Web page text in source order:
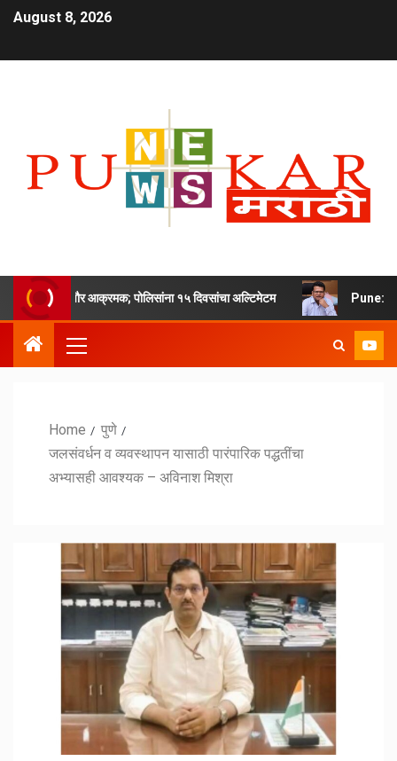
August 8, 2026
महापौर आक्रमक; पोलिसांना १५ दिवसांचा अल्टिमेटम Pune: कनिष्ठ
Home
पुणे
जलसंवर्धन व व्यवस्थापन यासाठी पारंपारिक पद्धतींचा
अभ्यासही आवश्यक – अविनाश मिश्रा